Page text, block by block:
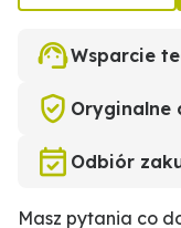
Wsparcie
Oryginalne
Odbiór
Masz pytania co